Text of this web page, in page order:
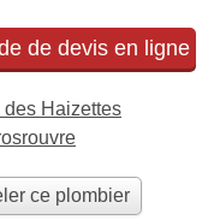
de devis en ligne
des Haizettes
ce plombier